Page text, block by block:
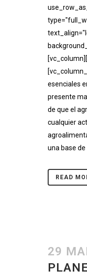
esenciales
presente
de que el
cualquier
una base de
READ
29